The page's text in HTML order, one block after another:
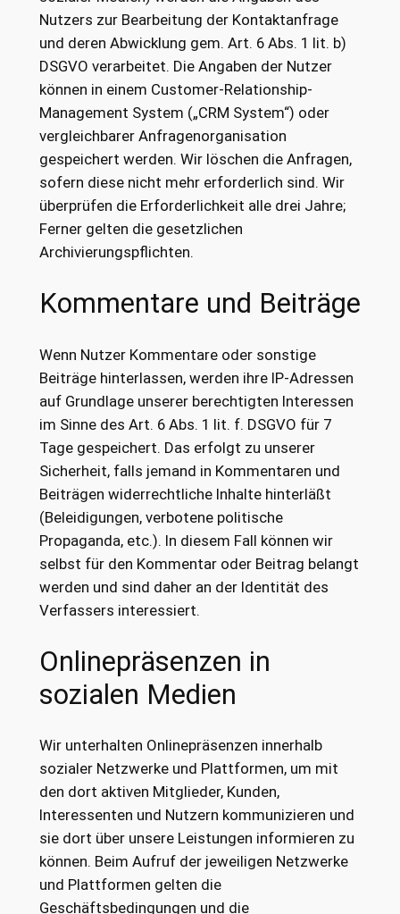
Nutzers zur Bearbeitung der Kontaktanfrage
und deren Abwicklung gem. Art. 6 Abs. 1 lit. b)
DSGVO verarbeitet. Die Angaben der Nutzer
können in einem Customer-Relationship-
Management System („CRM System“) oder
vergleichbarer Anfragenorganisation
gespeichert werden. Wir löschen die Anfragen,
sofern diese nicht mehr erforderlich sind. Wir
überprüfen die Erforderlichkeit alle drei Jahre;
Ferner gelten die gesetzlichen
Archivierungspflichten.
Kommentare und Beiträge
Wenn Nutzer Kommentare oder sonstige
Beiträge hinterlassen, werden ihre IP-Adressen
auf Grundlage unserer berechtigten Interessen
im Sinne des Art. 6 Abs. 1 lit. f. DSGVO für 7
Tage gespeichert. Das erfolgt zu unserer
Sicherheit, falls jemand in Kommentaren und
Beiträgen widerrechtliche Inhalte hinterläßt
(Beleidigungen, verbotene politische
Propaganda, etc.). In diesem Fall können wir
selbst für den Kommentar oder Beitrag belangt
werden und sind daher an der Identität des
Verfassers interessiert.
Onlinepräsenzen in
sozialen Medien
Wir unterhalten Onlinepräsenzen innerhalb
sozialer Netzwerke und Plattformen, um mit
den dort aktiven Mitglieder, Kunden,
Interessenten und Nutzern kommunizieren und
sie dort über unsere Leistungen informieren zu
können. Beim Aufruf der jeweiligen Netzwerke
und Plattformen gelten die
Geschäftsbedingungen und die